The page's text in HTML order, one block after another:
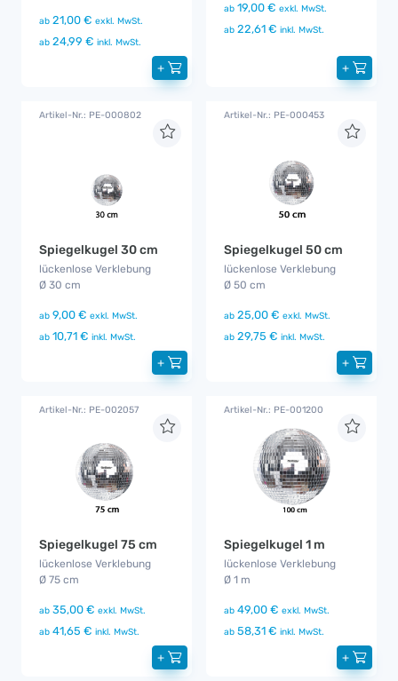
ab 21,00 € exkl. MwSt.
ab 24,99 € inkl. MwSt.
+
ab 19,00 € exkl. MwSt.
ab 22,61 € inkl. MwSt.
+
Artikel-Nr.: PE-000802
Spiegelkugel 30 cm
lückenlose Verklebung
Ø 30 cm
ab 9,00 € exkl. MwSt.
ab 10,71 € inkl. MwSt.
+
Artikel-Nr.: PE-000453
Spiegelkugel 50 cm
lückenlose Verklebung
Ø 50 cm
ab 25,00 € exkl. MwSt.
ab 29,75 € inkl. MwSt.
+
Artikel-Nr.: PE-002057
Spiegelkugel 75 cm
lückenlose Verklebung
Ø 75 cm
ab 35,00 € exkl. MwSt.
ab 41,65 € inkl. MwSt.
+
Artikel-Nr.: PE-001200
Spiegelkugel 1 m
lückenlose Verklebung
Ø 1 m
ab 49,00 € exkl. MwSt.
ab 58,31 € inkl. MwSt.
+